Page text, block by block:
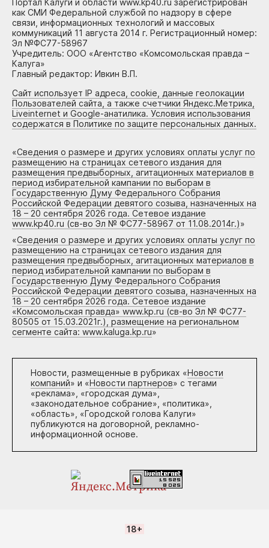
как СМИ Федеральной службой по надзору в сфере
связи, информационных технологий и массовых
коммуникаций 11 августа 2014 г. Регистрационный номер:
Эл №ФС77-58967
Учредитель: ООО «Агентство «Комсомольская правда –
Калуга»
Главный редактор: Ивкин В.П.
Сайт использует IP адреса, cookie, данные геолокации
Пользователей сайта, а также счетчики Яндекс.Метрика,
Liveinternet и Google-анатилика. Условия использования
содержатся в Политике по защите персональных данных.
«Сведения о размере и других условиях оплаты услуг по
размещению на страницах сетевого издания для
размещения предвыборных, агитационных материалов в
период избирательной кампании по выборам в
Государственную Думу Федерального Собрания
Российской Федерации девятого созыва, назначенных на
18 – 20 сентября 2026 года. Сетевое издание
www.kp40.ru (св-во Эл № ФС77-58967 от 11.08.2014г.)»
«Сведения о размере и других условиях оплаты услуг по
размещению на страницах сетевого издания для
размещения предвыборных, агитационных материалов в
период избирательной кампании по выборам в
Государственную Думу Федерального Собрания
Российской Федерации девятого созыва, назначенных на
18 – 20 сентября 2026 года. Сетевое издание
«Комсомольская правда» www.kp.ru (св-во Эл № ФС77-
80505 от 15.03.2021г.), размещение на региональном
сегменте сайта: www.kaluga.kp.ru»
Новости, размещенные в рубриках «Новости
компаний» и «Новости партнеров» с тегами
«реклама», «городская дума»,
«законодательное собрание», «политика»,
«область», «Городской голова Калуги»
публикуются на договорной, рекламно-
информационной основе.
18+